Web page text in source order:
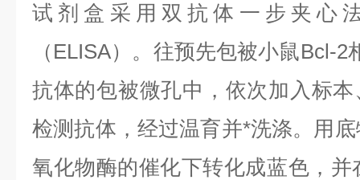
试剂盒采用双抗体一步夹心
（ELISA）。往预先包被小鼠Bcl-
抗体的包被微孔中，依次加入标
检测抗体，经过温育并*洗涤。用
氧化物酶的催化下转化成蓝色，